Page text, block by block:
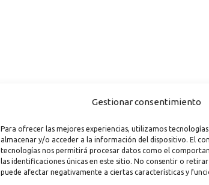
Gestionar consentimiento
Para ofrecer las mejores experiencias, utilizamos
almacenar y/o acceder a la información del dispositivo. El
tecnologías nos permitirá procesar datos como el
las identificaciones únicas en este sitio. No consentir o
puede afectar negativamente a ciertas características y